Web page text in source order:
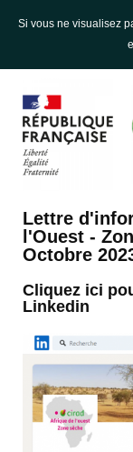
Si vous ne visualisez
Lettre
l'Ouest -
Octobre
Cliquez ici
Linkedin